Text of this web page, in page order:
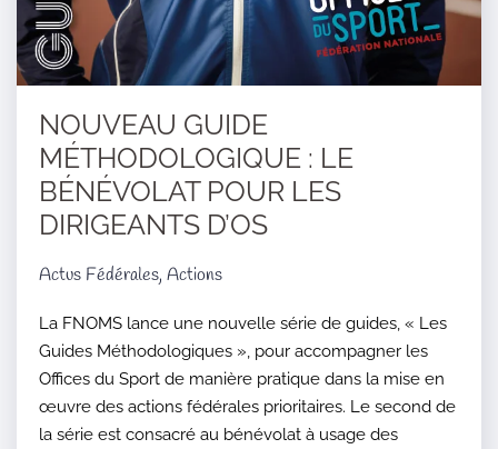
NOUVEAU GUIDE
MÉTHODOLOGIQUE : LE
BÉNÉVOLAT POUR LES
DIRIGEANTS D’OS
Actus Fédérales, Actions
La FNOMS lance une nouvelle série de guides, « Les
Guides Méthodologiques », pour accompagner les
Offices du Sport de manière pratique dans la mise en
œuvre des actions fédérales prioritaires. Le second de
la série est consacré au bénévolat à usage des